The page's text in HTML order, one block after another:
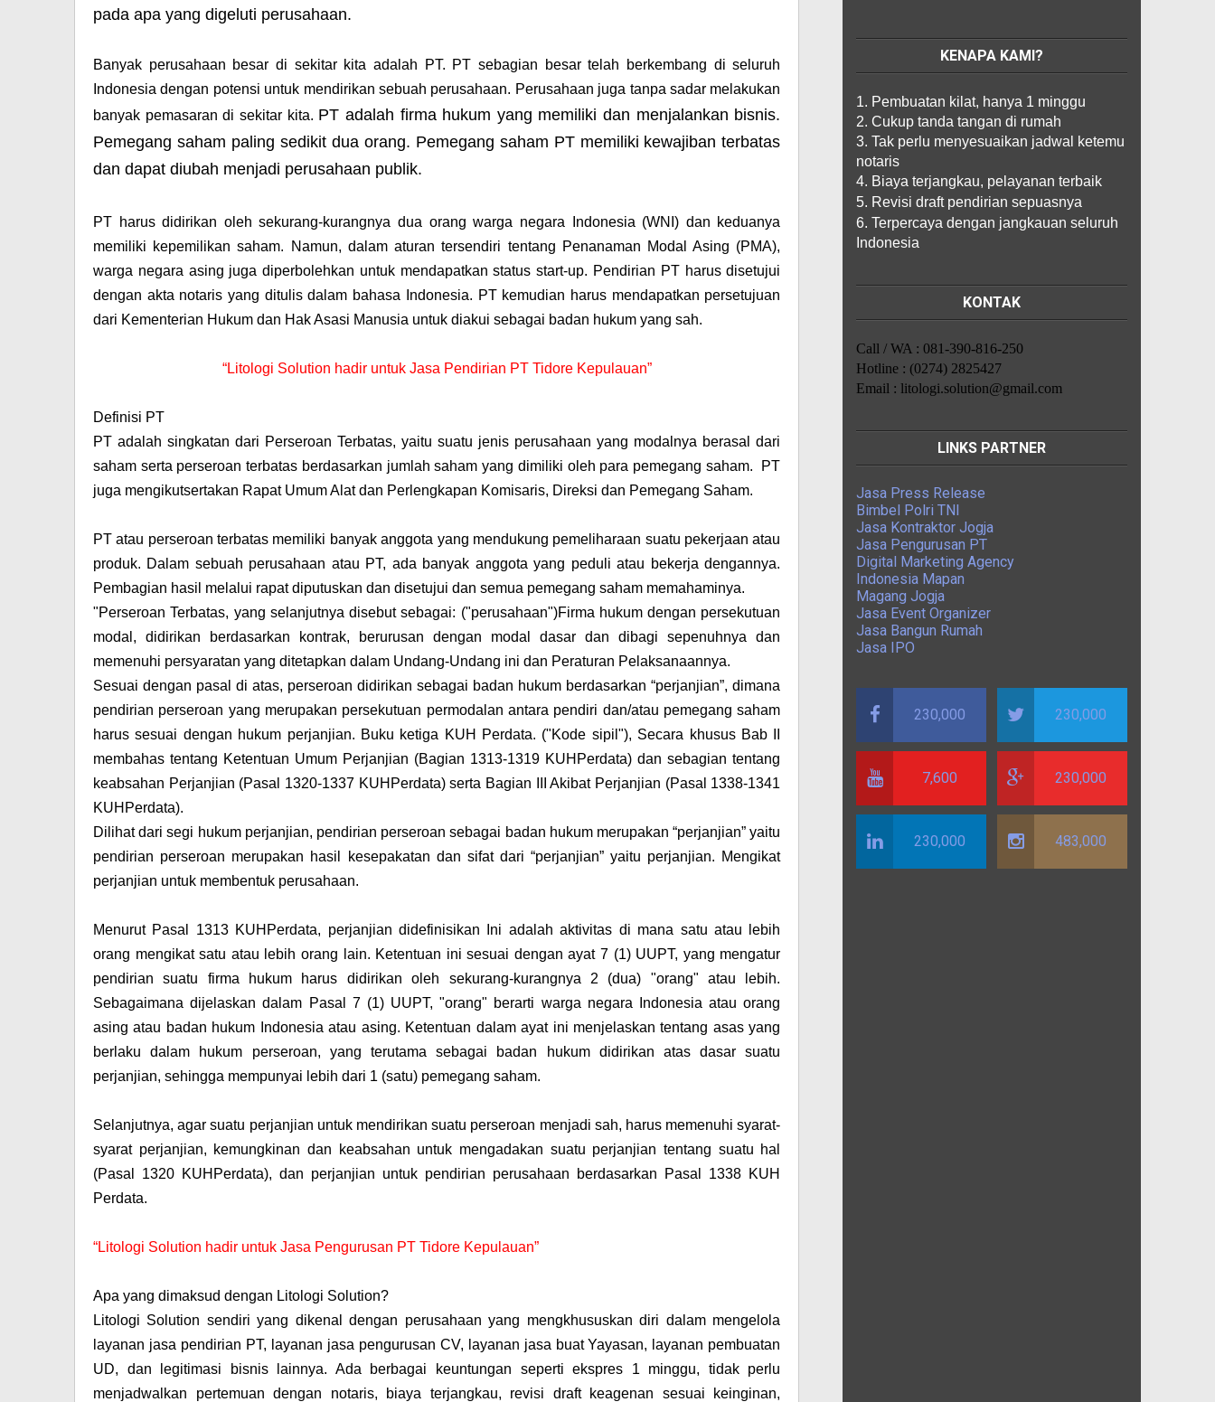
pada apa yang digeluti perusahaan.
Banyak perusahaan besar di sekitar kita adalah PT. PT sebagian besar telah berkembang di seluruh
Indonesia dengan potensi untuk mendirikan sebuah perusahaan. Perusahaan juga tanpa sadar melakukan
banyak pemasaran di sekitar kita. PT adalah firma hukum yang memiliki dan menjalankan bisnis.
Pemegang saham paling sedikit dua orang. Pemegang saham PT memiliki kewajiban terbatas
dan dapat diubah menjadi perusahaan publik.
PT harus didirikan oleh sekurang-kurangnya dua orang warga negara Indonesia (WNI) dan keduanya
memiliki kepemilikan saham. Namun, dalam aturan tersendiri tentang Penanaman Modal Asing (PMA),
warga negara asing juga diperbolehkan untuk mendapatkan status start-up. Pendirian PT harus disetujui
dengan akta notaris yang ditulis dalam bahasa Indonesia. PT kemudian harus mendapatkan persetujuan
dari Kementerian Hukum dan Hak Asasi Manusia untuk diakui sebagai badan hukum yang sah.
“Litologi Solution hadir untuk Jasa Pendirian PT Tidore Kepulauan”
Definisi PT
PT adalah singkatan dari Perseroan Terbatas, yaitu suatu jenis perusahaan yang modalnya berasal dari
saham serta perseroan terbatas berdasarkan jumlah saham yang dimiliki oleh para pemegang saham. PT
juga mengikutsertakan Rapat Umum Alat dan Perlengkapan Komisaris, Direksi dan Pemegang Saham.
PT atau perseroan terbatas memiliki banyak anggota yang mendukung pemeliharaan suatu pekerjaan atau
produk. Dalam sebuah perusahaan atau PT, ada banyak anggota yang peduli atau bekerja dengannya.
Pembagian hasil melalui rapat diputuskan dan disetujui dan semua pemegang saham memahaminya.
"Perseroan Terbatas, yang selanjutnya disebut sebagai: ("perusahaan")Firma hukum dengan persekutuan
modal, didirikan berdasarkan kontrak, berurusan dengan modal dasar dan dibagi sepenuhnya dan
memenuhi persyaratan yang ditetapkan dalam Undang-Undang ini dan Peraturan Pelaksanaannya.
Sesuai dengan pasal di atas, perseroan didirikan sebagai badan hukum berdasarkan “perjanjian”, dimana
pendirian perseroan yang merupakan persekutuan permodalan antara pendiri dan/atau pemegang saham
harus sesuai dengan hukum perjanjian. Buku ketiga KUH Perdata. ("Kode sipil"), Secara khusus Bab II
membahas tentang Ketentuan Umum Perjanjian (Bagian 1313-1319 KUHPerdata) dan sebagian tentang
keabsahan Perjanjian (Pasal 1320-1337 KUHPerdata) serta Bagian III Akibat Perjanjian (Pasal 1338-1341
KUHPerdata).
Dilihat dari segi hukum perjanjian, pendirian perseroan sebagai badan hukum merupakan “perjanjian” yaitu
pendirian perseroan merupakan hasil kesepakatan dan sifat dari “perjanjian” yaitu perjanjian. Mengikat
perjanjian untuk membentuk perusahaan.
Menurut Pasal 1313 KUHPerdata, perjanjian didefinisikan Ini adalah aktivitas di mana satu atau lebih
orang mengikat satu atau lebih orang lain. Ketentuan ini sesuai dengan ayat 7 (1) UUPT, yang mengatur
pendirian suatu firma hukum harus didirikan oleh sekurang-kurangnya 2 (dua) "orang" atau lebih.
Sebagaimana dijelaskan dalam Pasal 7 (1) UUPT, "orang" berarti warga negara Indonesia atau orang
asing atau badan hukum Indonesia atau asing. Ketentuan dalam ayat ini menjelaskan tentang asas yang
berlaku dalam hukum perseroan, yang terutama sebagai badan hukum didirikan atas dasar suatu
perjanjian, sehingga mempunyai lebih dari 1 (satu) pemegang saham.
Selanjutnya, agar suatu perjanjian untuk mendirikan suatu perseroan menjadi sah, harus memenuhi syarat-
syarat perjanjian, kemungkinan dan keabsahan untuk mengadakan suatu perjanjian tentang suatu hal
(Pasal 1320 KUHPerdata), dan perjanjian untuk pendirian perusahaan berdasarkan Pasal 1338 KUH
Perdata.
“Litologi Solution hadir untuk Jasa Pengurusan PT Tidore Kepulauan”
Apa yang dimaksud dengan Litologi Solution?
Litologi Solution sendiri yang dikenal dengan perusahaan yang mengkhususkan diri dalam mengelola
layanan jasa pendirian PT, layanan jasa pengurusan CV, layanan jasa buat Yayasan, layanan pembuatan
UD, dan legitimasi bisnis lainnya. Ada berbagai keuntungan seperti ekspres 1 minggu, tidak perlu
menjadwalkan pertemuan dengan notaris, biaya terjangkau, revisi draft keagenan sesuai keinginan,
KENAPA KAMI?
1. Pembuatan kilat, hanya 1 minggu
2. Cukup tanda tangan di rumah
3. Tak perlu menyesuaikan jadwal ketemu
notaris
4. Biaya terjangkau, pelayanan terbaik
5. Revisi draft pendirian sepuasnya
6. Terpercaya dengan jangkauan seluruh
Indonesia
KONTAK
Call / WA : 081-390-816-250
Hotline : (0274) 2825427
Email : litologi.solution@gmail.com
LINKS PARTNER
Jasa Press Release
Bimbel Polri TNI
Jasa Kontraktor Jogja
Jasa Pengurusan PT
Digital Marketing Agency
Indonesia Mapan
Magang Jogja
Jasa Event Organizer
Jasa Bangun Rumah
Jasa IPO
230,000 230,000
7,600 230,000
230,000 483,000